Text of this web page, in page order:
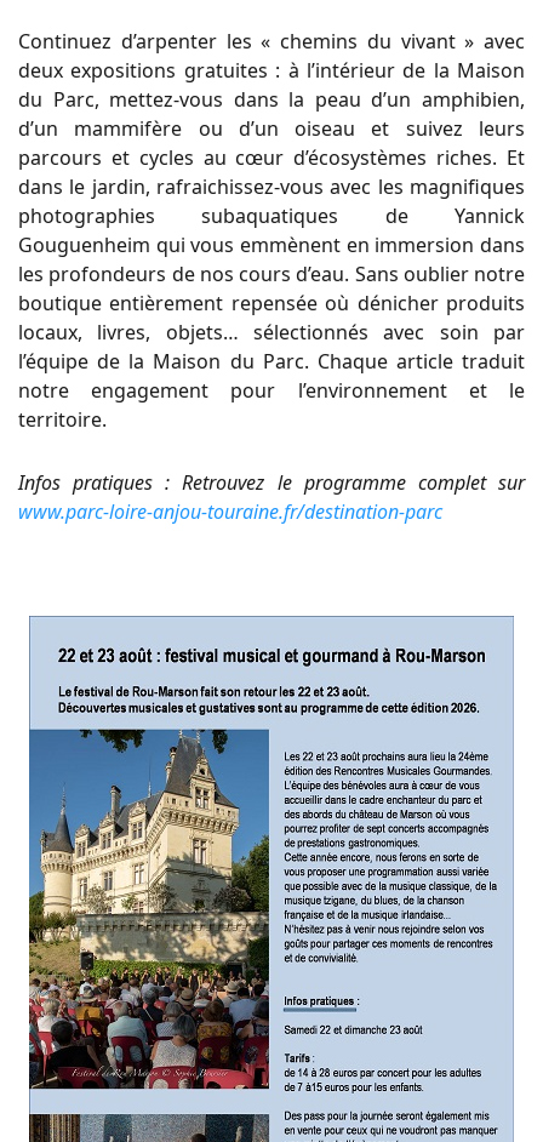
Continuez d’arpenter les « chemins du vivant » avec
deux expositions gratuites : à l’intérieur de la Maison
du Parc, mettez-vous dans la peau d’un amphibien,
d’un mammifère ou d’un oiseau et suivez leurs
parcours et cycles au cœur d’écosystèmes riches. Et
dans le jardin, rafraichissez-vous avec les magnifiques
photographies subaquatiques de Yannick
Gouguenheim qui vous emmènent en immersion dans
les profondeurs de nos cours d’eau. Sans oublier notre
boutique entièrement repensée où dénicher produits
locaux, livres, objets… sélectionnés avec soin par
l’équipe de la Maison du Parc. Chaque article traduit
notre engagement pour l’environnement et le
territoire.
Infos pratiques : Retrouvez le programme complet sur
www.parc-loire-anjou-touraine.fr/destination-parc